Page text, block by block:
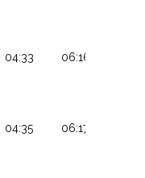
04:33 06:16
04:35 06:17